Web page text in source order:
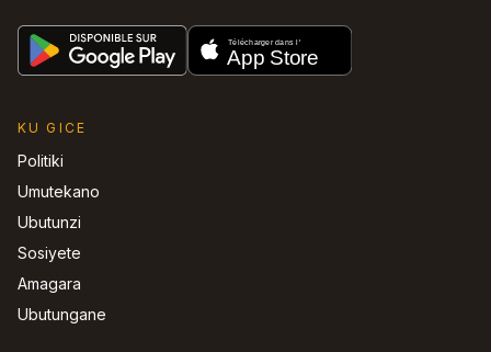
KU GICE
Politiki
Umutekano
Ubutunzi
Sosiyete
Amagara
Ubutungane